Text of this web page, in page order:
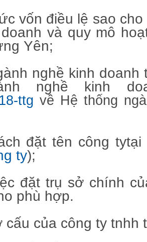
vốn điều lệ sao
và quy mô
Yên;
nghề kinh doanh
nghề kinh
ttg về Hệ thống
đặt tên công
ty);
đặt trụ sở chính
phù hợp.
cấu của công ty tnhh